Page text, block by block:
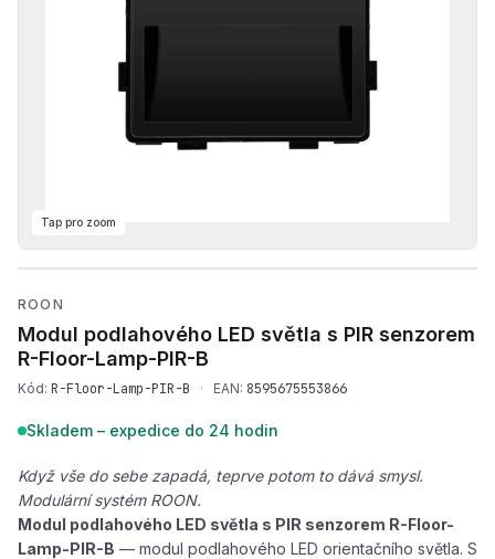
Tap pro zoom
ROON
Modul podlahového LED světla s PIR senzorem
R-Floor-Lamp-PIR-B
Kód: R-Floor-Lamp-PIR-B · EAN: 8595675553866
Skladem – expedice do 24 hodin
Když vše do sebe zapadá, teprve potom to dává smysl.
Modulární systém ROON.
Modul podlahového LED světla s PIR senzorem R-Floor-
Lamp-PIR-B — modul podlahového LED orientačního světla. S